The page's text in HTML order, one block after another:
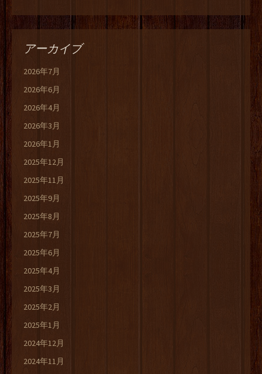
アーカイブ
2026年7月
2026年6月
2026年4月
2026年3月
2026年1月
2025年12月
2025年11月
2025年9月
2025年8月
2025年7月
2025年6月
2025年4月
2025年3月
2025年2月
2025年1月
2024年12月
2024年11月